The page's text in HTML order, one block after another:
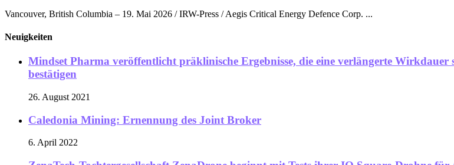
Vancouver, British Columbia – 19. Mai 2026 / IRW-Press / Aegis Critical Energy Defence Corp. ...
Neuigkeiten
Mindset Pharma veröffentlicht präklinische Ergebnisse, die eine verlängerte Wirkdauer
bestätigen
26. August 2021
Caledonia Mining: Ernennung des Joint Broker
6. April 2022